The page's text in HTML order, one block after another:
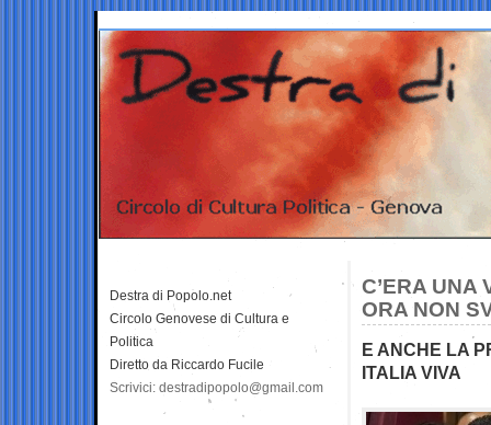
C’ERA UNA
ORA NON
E ANCHE LA
ITALIA VIVA
Destra di Popolo.net
Circolo Genovese di Cultura e
Politica
Diretto da Riccardo Fucile
Scrivici: destradipopolo@gmail.com